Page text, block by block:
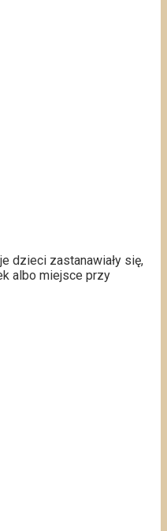
dzieci zastanawiały się,
albo miejsce przy